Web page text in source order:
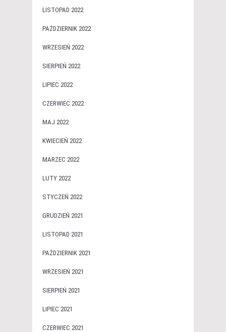
LISTOPAD 2022
PAŹDZIERNIK 2022
WRZESIEŃ 2022
SIERPIEŃ 2022
LIPIEC 2022
CZERWIEC 2022
MAJ 2022
KWIECIEŃ 2022
MARZEC 2022
LUTY 2022
STYCZEŃ 2022
GRUDZIEŃ 2021
LISTOPAD 2021
PAŹDZIERNIK 2021
WRZESIEŃ 2021
SIERPIEŃ 2021
LIPIEC 2021
CZERWIEC 2021